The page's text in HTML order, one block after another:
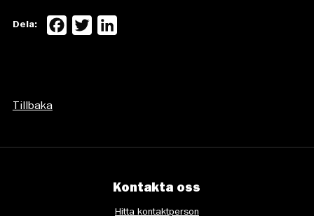
Dela: Facebook
Twitter
Tillbaka
Kontakta oss
Hitta kontaktperson